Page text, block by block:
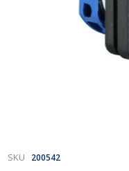
Skip
SKU 200542